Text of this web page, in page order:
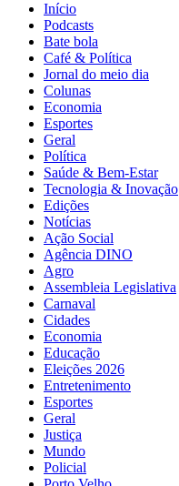
Início
Podcasts
Bate bola
Café & Política
Jornal do meio dia
Colunas
Economia
Esportes
Geral
Política
Saúde & Bem-Estar
Tecnologia & Inovação
Edições
Notícias
Ação Social
Agência DINO
Agro
Assembleia Legislativa
Carnaval
Cidades
Economia
Educação
Eleições 2026
Entretenimento
Esportes
Geral
Justiça
Mundo
Policial